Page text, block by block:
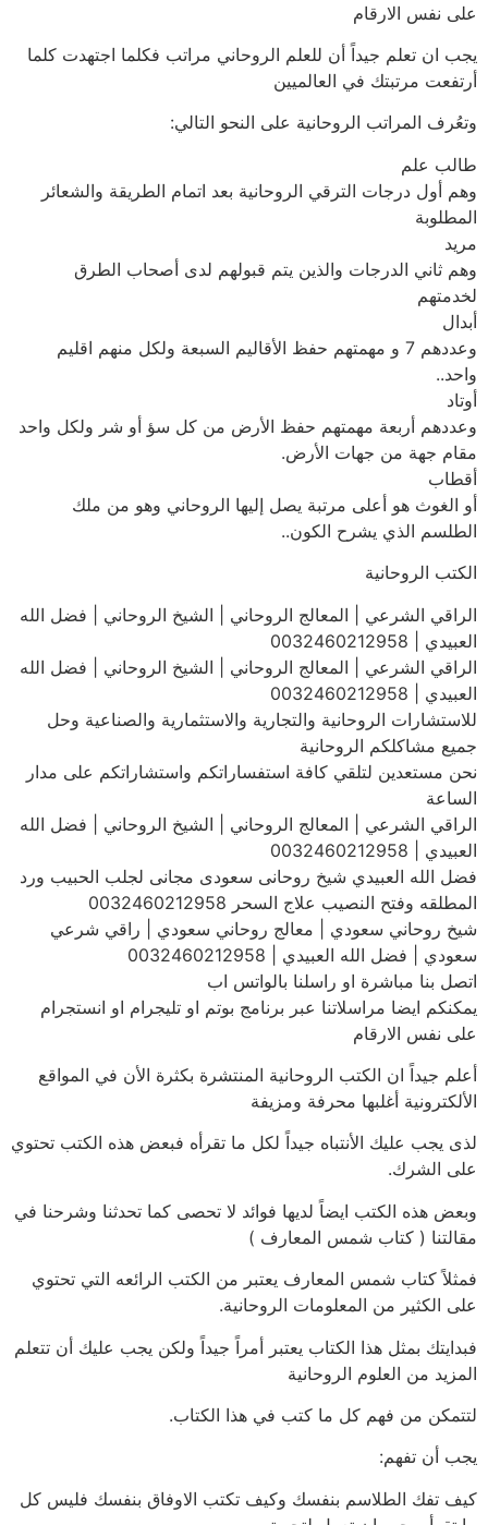
على نفس الارقام
يجب ان تعلم جيداً أن للعلم الروحاني مراتب فكلما اجتهدت كلما
أرتفعت مرتبتك في العالميين
وتعُرف المراتب الروحانية على النحو التالي:
طالب علم
وهم أول درجات الترقي الروحانية بعد اتمام الطريقة والشعائر
المطلوبة
مريد
وهم ثاني الدرجات والذين يتم قبولهم لدى أصحاب الطرق
لخدمتهم
أبدال
وعددهم 7 و مهمتهم حفظ الأقاليم السبعة ولكل منهم اقليم
واحد..
أوتاد
وعددهم أربعة مهمتهم حفظ الأرض من كل سؤ أو شر ولكل واحد
مقام جهة من جهات الأرض.
أقطاب
أو الغوث هو أعلى مرتبة يصل إليها الروحاني وهو من ملك
الطلسم الذي يشرح الكون..
الكتب الروحانية
الراقي الشرعي | المعالج الروحاني | الشيخ الروحاني | فضل الله
العبيدي | 0032460212958
الراقي الشرعي | المعالج الروحاني | الشيخ الروحاني | فضل الله
العبيدي | 0032460212958
للاستشارات الروحانية والتجارية والاستثمارية والصناعية وحل
جميع مشاكلكم الروحانية
نحن مستعدين لتلقي كافة استفساراتكم واستشاراتكم على مدار
الساعة
الراقي الشرعي | المعالج الروحاني | الشيخ الروحاني | فضل الله
العبيدي | 0032460212958
فضل الله العبيدي شيخ روحانى سعودى مجانى لجلب الحبيب ورد
المطلقه وفتح النصيب علاج السحر 0032460212958
شيخ روحاني سعودي | معالج روحاني سعودي | راقي شرعي
سعودي | فضل الله العبيدي | 0032460212958
اتصل بنا مباشرة او راسلنا بالواتس اب
يمكنكم ايضا مراسلاتنا عبر برنامج بوتم او تليجرام او انستجرام
على نفس الارقام
أعلم جيداً ان الكتب الروحانية المنتشرة بكثرة الأن في المواقع
الألكترونية أغلبها محرفة ومزيفة
لذى يجب عليك الأنتباه جيداً لكل ما تقرأه فبعض هذه الكتب تحتوي
على الشرك.
وبعض هذه الكتب ايضاً لديها فوائد لا تحصى كما تحدثنا وشرحنا في
مقالتنا ( كتاب شمس المعارف )
فمثلاً كتاب شمس المعارف يعتبر من الكتب الرائعه التي تحتوي
على الكثير من المعلومات الروحانية.
فبدايتك بمثل هذا الكتاب يعتبر أمراً جيداً ولكن يجب عليك أن تتعلم
المزيد من العلوم الروحانية
لتتمكن من فهم كل ما كتب في هذا الكتاب.
يجب أن تفهم:
كيف تفك الطلاسم بنفسك وكيف تكتب الاوفاق بنفسك فليس كل